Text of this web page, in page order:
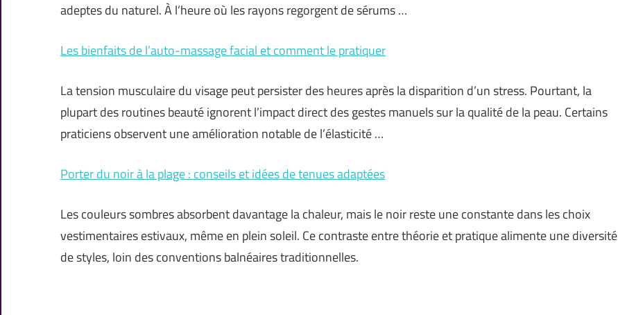
adeptes du naturel. À l’heure où les rayons regorgent de sérums …
Les bienfaits de l’auto-massage facial et comment le pratiquer
La tension musculaire du visage peut persister des heures après la disparition d’un stress. Pourtant, la
plupart des routines beauté ignorent l’impact direct des gestes manuels sur la qualité de la peau. Certains
praticiens observent une amélioration notable de l’élasticité …
Porter du noir à la plage : conseils et idées de tenues adaptées
Les couleurs sombres absorbent davantage la chaleur, mais le noir reste une constante dans les choix
vestimentaires estivaux, même en plein soleil. Ce contraste entre théorie et pratique alimente une diversité
de styles, loin des conventions balnéaires traditionnelles.